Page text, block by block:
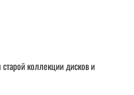
коллекции дисков и